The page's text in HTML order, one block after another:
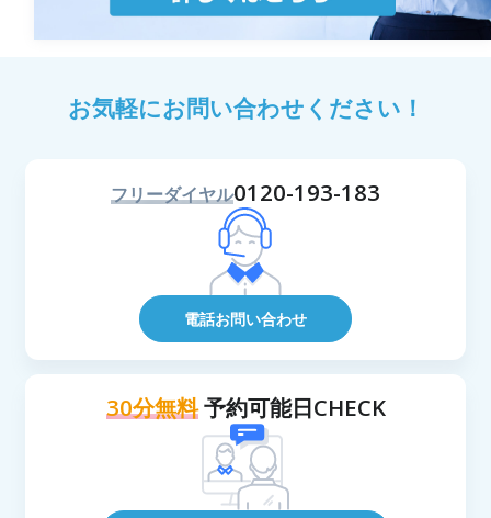
お気軽にお問い合わせください！
フリーダイヤル0120-193-183
電話お問い合わせ
30分無料予約可能日CHECK